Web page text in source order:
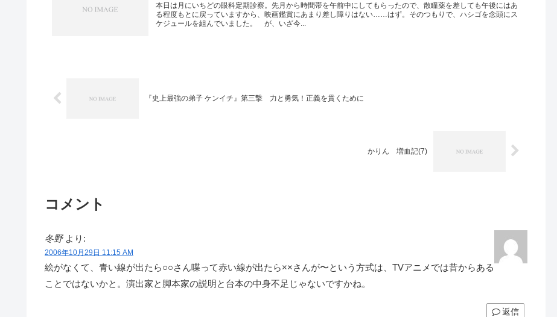
本日は月にいちどの眼科定期診察。先月から時間帯を午前中にしてもらったので、散瞳薬を差しても午後にはあ
る程度もとに戻っていますから、映画鑑賞にあまり差し障りはない……はず。そのつもりで、ハシゴを念頭にス
ケジュールを組んでいました。 が、いざ今...
『史上最強の弟子 ケンイチ』第三撃 力と勇気！正義を貫くために
かりん 増血記(7)
コメント
冬野 より:
2006年10月29日 11:15 AM
絵がなくて、青い線が出たら○○さん喋って赤い線が出たら××さんが〜という方式は、TVアニメでは昔からある
ことではないかと。演出家と脚本家の説明と台本の中身不足じゃないですかね。
返信